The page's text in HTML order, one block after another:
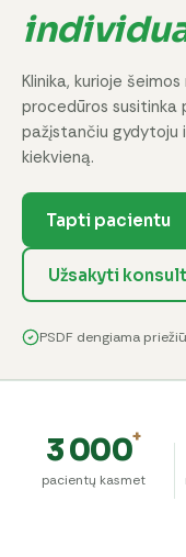
Klinika, kurioje
procedūros susitinka
pažįstančiu gydytoju
kiekvieną.
Tapti pacientu
Užsakyti
PSDF dengiama
3 000+
pacientų kasmet